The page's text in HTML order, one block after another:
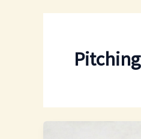
Pitching